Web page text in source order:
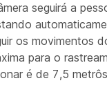
seguirá a
os movimentos
para o
é de 7,5